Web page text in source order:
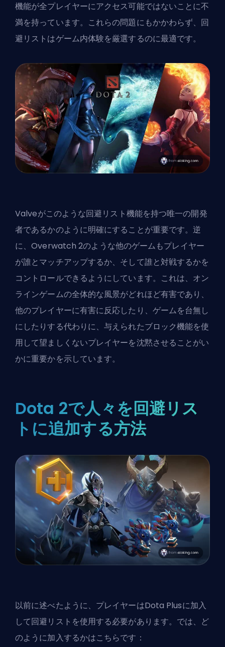
機能が全プレイヤーにアクセス可能ではないことに不
満を持っています。これらの問題にもかかわらず、回
避リストはゲーム内体験を厳選するのに最適です。
Valveがこのような回避リスト機能を持つ唯一の開発
者であるかのように明確にすることが重要です。逆
に、Overwatch 2のような他のゲームもプレイヤー
が誰とマッチアップするか、そして誰と対戦するかを
コントロールできるようにしています。これは、オン
ラインゲームの全体的な風景がどれほど有害であり、
他のプレイヤーに有害に反応したり、ゲームを台無し
にしたりする代わりに、与えられたブロック機能を使
用して望ましくないプレイヤーを沈黙させることがい
かに重要かを示しています。
Dota 2で人々を回避リス
トに追加する方法
以前に述べたように、プレイヤーはDota Plusに加入
して回避リストを使用する必要があります。では、ど
のように加入するかはこちらです：